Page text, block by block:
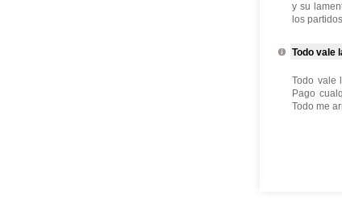
y su
los
Todo vale
Todo vale
Pago
Todo me